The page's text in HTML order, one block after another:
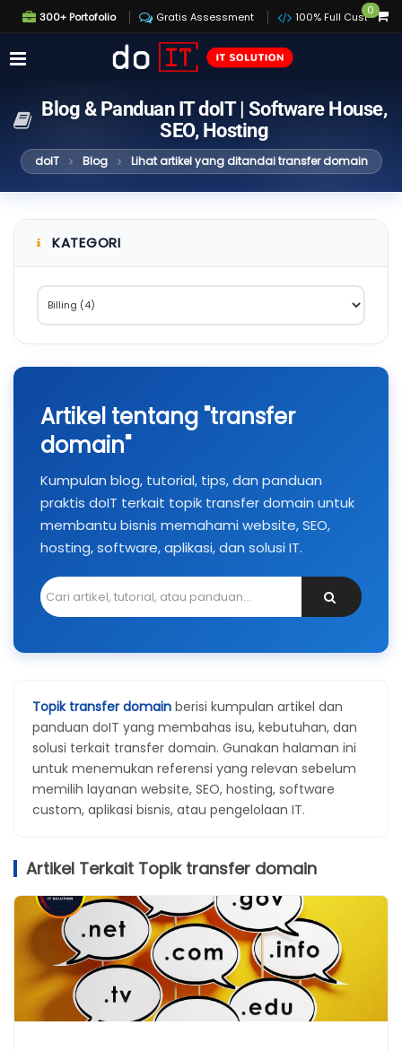
300+ Portofolio Gratis Assessment 100% Full Custom
0
Blog & Panduan IT doIT | Software House,
SEO, Hosting
doIT Blog Lihat artikel yang ditandai transfer domain
KATEGORI
Artikel tentang "transfer
domain"
Kumpulan blog, tutorial, tips, dan panduan
praktis doIT terkait topik transfer domain untuk
membantu bisnis memahami website, SEO,
hosting, software, aplikasi, dan solusi IT.
Topik transfer domain berisi kumpulan artikel dan
panduan doIT yang membahas isu, kebutuhan, dan
solusi terkait transfer domain. Gunakan halaman ini
untuk menemukan referensi yang relevan sebelum
memilih layanan website, SEO, hosting, software
custom, aplikasi bisnis, atau pengelolaan IT.
Artikel Terkait Topik transfer domain